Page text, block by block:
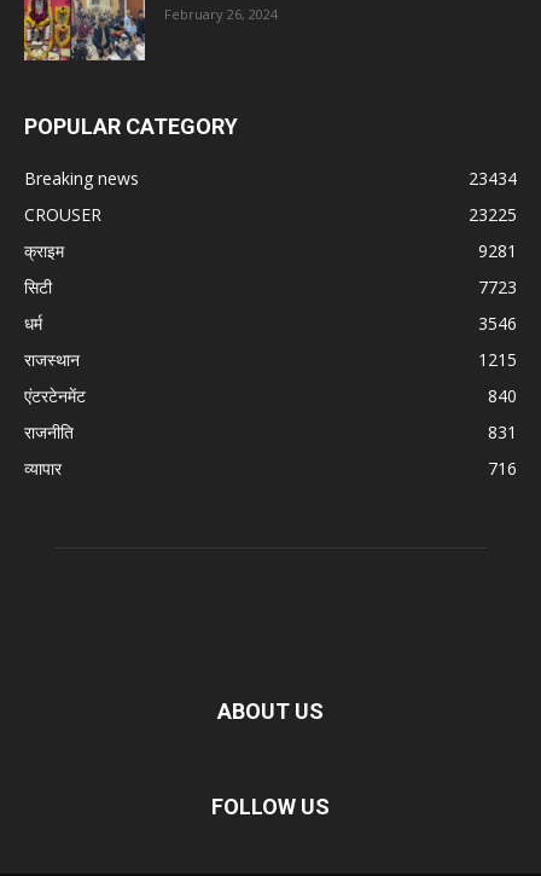
February 26, 2024
POPULAR CATEGORY
Breaking news
23434
CROUSER
23225
क्राइम
9281
सिटी
7723
धर्म
3546
राजस्थान
1215
एंटरटेनमेंट
840
राजनीति
831
व्यापार
716
ABOUT US
FOLLOW US